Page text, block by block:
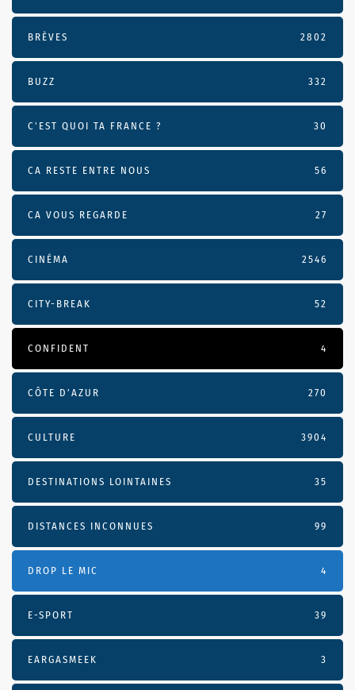
BRÈVES 2802
BUZZ 332
C'EST QUOI TA FRANCE ? 30
CA RESTE ENTRE NOUS 56
CA VOUS REGARDE 27
CINÉMA 2546
CITY-BREAK 52
CONFIDENT 4
CÔTE D’AZUR 270
CULTURE 3904
DESTINATIONS LOINTAINES 35
DISTANCES INCONNUES 99
DROP LE MIC 4
E-SPORT 39
EARGASMEEK 3